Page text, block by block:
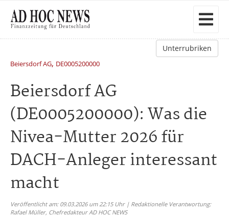
Unterrubriken
Beiersdorf AG, DE0005200000
Beiersdorf AG
(DE0005200000): Was die
Nivea-Mutter 2026 für
DACH-Anleger interessant
macht
Veröffentlicht am: 09.03.2026 um 22:15 Uhr | Redaktionelle Verantwortung:
Rafael Müller, Chefredakteur AD HOC NEWS